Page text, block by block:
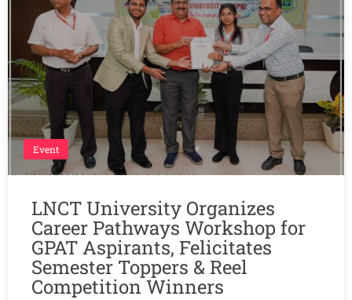
Event
LNCT University Organizes
Career Pathways Workshop for
GPAT Aspirants, Felicitates
Semester Toppers & Reel
Competition Winners